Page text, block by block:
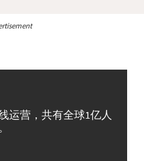
运营，共有全球1亿人